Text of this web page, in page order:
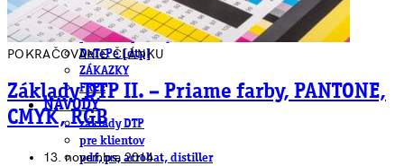
obludárium
video
pracovné ponuky
DeTePe [dtp]
ZÁKAZKY
FREE
NÁVODY
základy DTP
pre klientov
pdf, ps, acrobat, distiller
POKRAČOVANIE ČLÁNKU
Základy DTP II. – Priame farby, PANTONE,
CMYK, RGB
13. novembra 2014